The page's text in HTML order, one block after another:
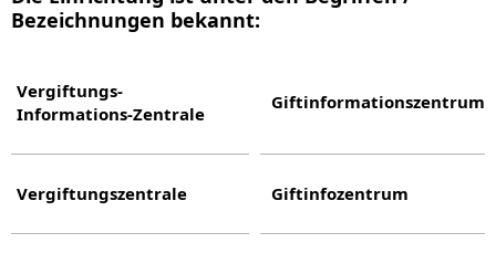
Bezeichnungen bekannt:
Vergiftungs-
Informations-Zentrale
Giftinformationszentrum
Vergiftungszentrale Giftinfozentrum